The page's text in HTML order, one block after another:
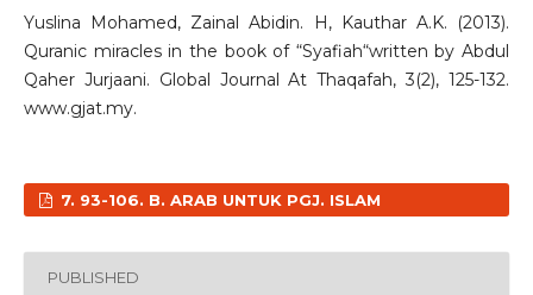
Yuslina Mohamed, Zainal Abidin. H, Kauthar A.K. (2013).
Quranic miracles in the book of “Syafiah“written by Abdul
Qaher Jurjaani. Global Journal At Thaqafah, 3(2), 125-132.
www.gjat.my.
7. 93-106. B. ARAB UNTUK PGJ. ISLAM
PUBLISHED